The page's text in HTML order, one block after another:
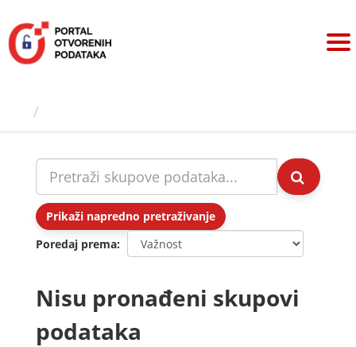
sadržaj
Prikaži napredno pretraživanje
Poredaj prema
Nisu pronađeni skupovi
podataka